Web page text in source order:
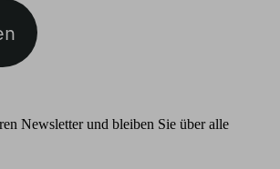
Newsletter und bleiben Sie über alle